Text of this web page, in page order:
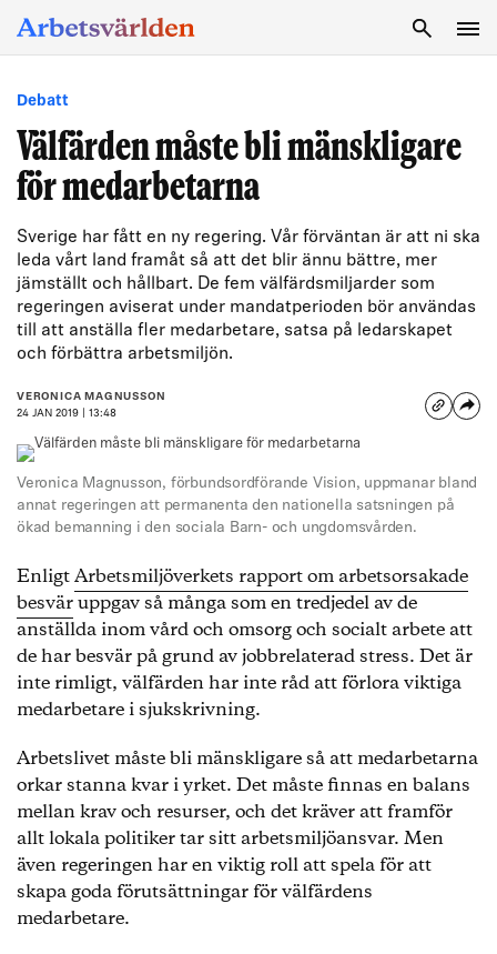
Debatt
Välfärden måste bli mänskligare
för medarbetarna
Sverige har fått en ny regering. Vår förväntan är att ni ska
leda vårt land framåt så att det blir ännu bättre, mer
jämställt och hållbart. De fem välfärdsmiljarder som
regeringen aviserat under mandatperioden bör användas
till att anställa fler medarbetare, satsa på ledarskapet
och förbättra arbetsmiljön.
VERONICA MAGNUSSON
24 JAN 2019 | 13:48
Veronica Magnusson, förbundsordförande Vision, uppmanar bland
annat regeringen att permanenta den nationella satsningen på
ökad bemanning i den sociala Barn- och ungdomsvården.
EnligtArbetsmiljöverkets rapport om arbetsorsakade
besväruppgav så många som en tredjedel av de
anställda inom vård och omsorg och socialt arbete att
de har besvär på grund av jobbrelaterad stress. Det är
inte rimligt, välfärden har inte råd att förlora viktiga
medarbetare i sjukskrivning.
Arbetslivet måste bli mänskligare så att medarbetarna
orkar stanna kvar i yrket. Det måste finnas en balans
mellan krav och resurser, och det kräver att framför
allt lokala politiker tar sitt arbetsmiljöansvar. Men
även regeringen har en viktig roll att spela för att
skapa goda förutsättningar för välfärdens
medarbetare.